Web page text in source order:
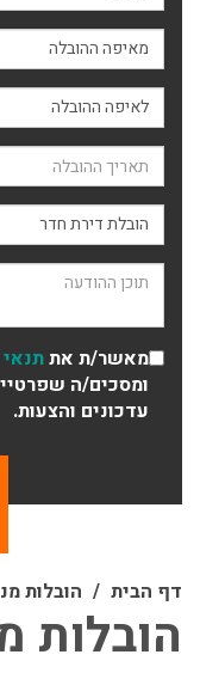
מאיפה ההובלה
לאיפה ההובלה
תאריך ההובלה
סוג ההובלה
תוכן ההודעה
מאשר/ת את
ומסכים/ה
עדכונים והצעות.
דף הבית הובלות
הובלות